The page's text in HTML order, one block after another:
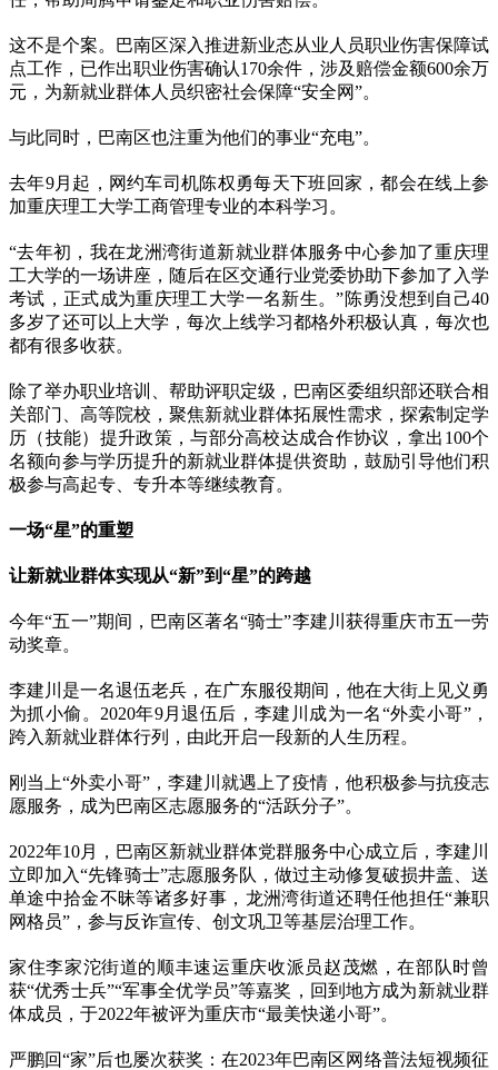
这不是个案。巴南区深入推进新业态从业人员职业伤害保障试
点工作，已作出职业伤害确认170余件，涉及赔偿金额600余万
元，为新就业群体人员织密社会保障“安全网”。
与此同时，巴南区也注重为他们的事业“充电”。
去年9月起，网约车司机陈权勇每天下班回家，都会在线上参
加重庆理工大学工商管理专业的本科学习。
“去年初，我在龙洲湾街道新就业群体服务中心参加了重庆理
工大学的一场讲座，随后在区交通行业党委协助下参加了入学
考试，正式成为重庆理工大学一名新生。”陈勇没想到自己40
多岁了还可以上大学，每次上线学习都格外积极认真，每次也
都有很多收获。
除了举办职业培训、帮助评职定级，巴南区委组织部还联合相
关部门、高等院校，聚焦新就业群体拓展性需求，探索制定学
历（技能）提升政策，与部分高校达成合作协议，拿出100个
名额向参与学历提升的新就业群体提供资助，鼓励引导他们积
极参与高起专、专升本等继续教育。
一场“星”的重塑
让新就业群体实现从“新”到“星”的跨越
今年“五一”期间，巴南区著名“骑士”李建川获得重庆市五一劳
动奖章。
李建川是一名退伍老兵，在广东服役期间，他在大街上见义勇
为抓小偷。2020年9月退伍后，李建川成为一名“外卖小哥”，
跨入新就业群体行列，由此开启一段新的人生历程。
刚当上“外卖小哥”，李建川就遇上了疫情，他积极参与抗疫志
愿服务，成为巴南区志愿服务的“活跃分子”。
2022年10月，巴南区新就业群体党群服务中心成立后，李建川
立即加入“先锋骑士”志愿服务队，做过主动修复破损井盖、送
单途中拾金不昧等诸多好事，龙洲湾街道还聘任他担任“兼职
网格员”，参与反诈宣传、创文巩卫等基层治理工作。
家住李家沱街道的顺丰速运重庆收派员赵茂燃，在部队时曾
获“优秀士兵”“军事全优学员”等嘉奖，回到地方成为新就业群
体成员，于2022年被评为重庆市“最美快递小哥”。
严鹏回“家”后也屡次获奖：在2023年巴南区网络普法短视频征